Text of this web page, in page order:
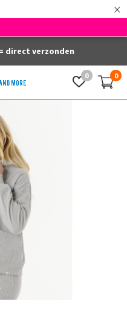
×
0 0
direct verzonden